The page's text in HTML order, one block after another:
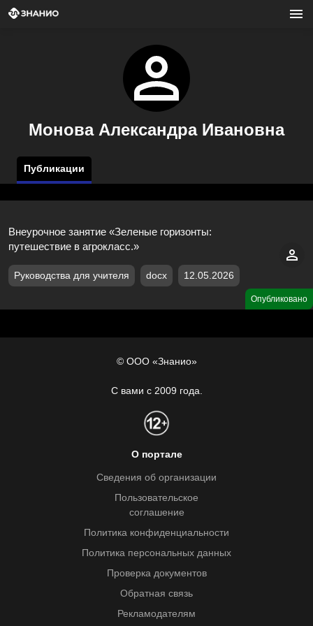
Монова Александра Ивановна
Публикации
Опубликовано
Внеурочное занятие «Зеленые горизонты:
путешествие в агрокласс.»
Руководства для учителя docx 12.05.2026
© ООО «Знанио»
С вами с 2009 года.
О портале
Сведения об организации
Пользовательское
соглашение
Политика конфиденциальности
Политика персональных данных
Проверка документов
Обратная связь
Рекламодателям